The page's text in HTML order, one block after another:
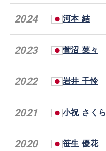
2024 河本 結
2023 菅沼 菜々
2022 岩井 千怜
2021 小祝 さくら
2020 笹生 優花